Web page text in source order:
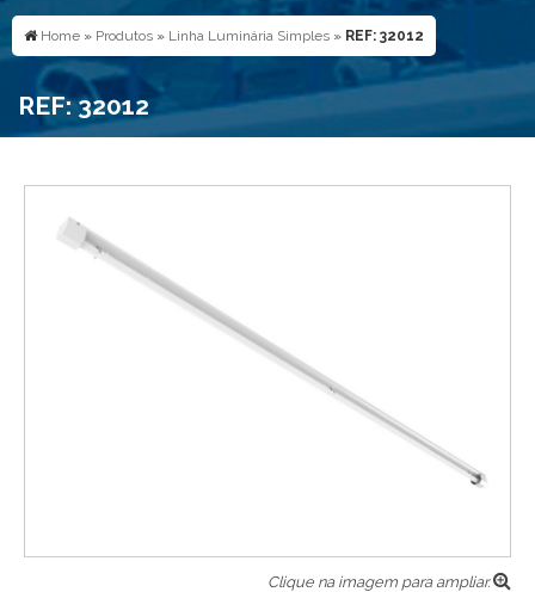
Home » Produtos » Linha Luminária Simples » REF: 32012
REF: 32012
Clique na imagem para ampliar.